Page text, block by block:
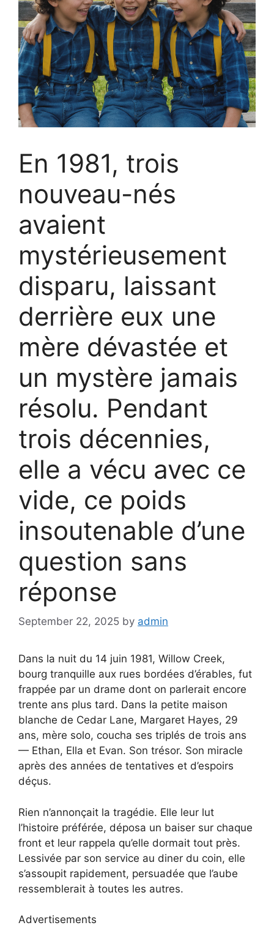
En 1981, trois
nouveau-nés
avaient
mystérieusement
disparu, laissant
derrière eux une
mère dévastée et
un mystère jamais
résolu. Pendant
trois décennies,
elle a vécu avec ce
vide, ce poids
insoutenable d’une
question sans
réponse
September 22, 2025 by admin
Dans la nuit du 14 juin 1981, Willow Creek,
bourg tranquille aux rues bordées d’érables, fut
frappée par un drame dont on parlerait encore
trente ans plus tard. Dans la petite maison
blanche de Cedar Lane, Margaret Hayes, 29
ans, mère solo, coucha ses triplés de trois ans
— Ethan, Ella et Evan. Son trésor. Son miracle
après des années de tentatives et d’espoirs
déçus.
Rien n’annonçait la tragédie. Elle leur lut
l’histoire préférée, déposa un baiser sur chaque
front et leur rappela qu’elle dormait tout près.
Lessivée par son service au diner du coin, elle
s’assoupit rapidement, persuadée que l’aube
ressemblerait à toutes les autres.
Advertisements